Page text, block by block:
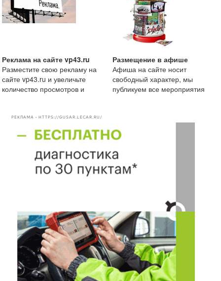
Реклама на сайте vp43.ru
Разместите свою рекламу на
сайте vp43.ru и увеличьте
количество просмотров и
Размещение в афише
Афиша на сайте носит
свободный характер, мы
публикуем все мероприятия
РЕКЛАМА • HTTPS://GUSAR.LECAR.RU/